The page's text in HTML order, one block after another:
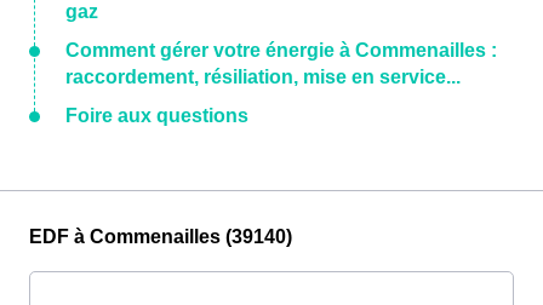
gaz
Comment gérer votre énergie à Commenailles :
raccordement, résiliation, mise en service...
Foire aux questions
EDF à Commenailles (39140)